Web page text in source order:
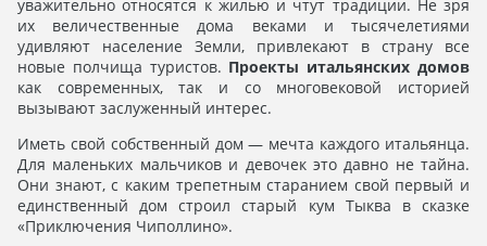
уважительно относятся к жилью и чтут традиции. Не зря
их величественные дома веками и тысячелетиями
удивляют население Земли, привлекают в страну все
новые полчища туристов. Проекты итальянских домов
как современных, так и со многовековой историей
вызывают заслуженный интерес.
Иметь свой собственный дом — мечта каждого итальянца.
Для маленьких мальчиков и девочек это давно не тайна.
Они знают, с каким трепетным старанием свой первый и
единственный дом строил старый кум Тыква в сказке
«Приключения Чиполлино».